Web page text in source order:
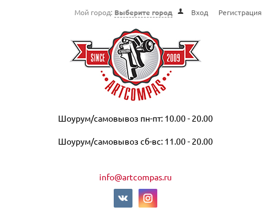
Мой город: Выберите город Вход Регистрация
Шоурум/самовывоз пн-пт: 10.00 - 20.00
Шоурум/самовывоз сб-вс: 11.00 - 20.00
info@artcompas.ru